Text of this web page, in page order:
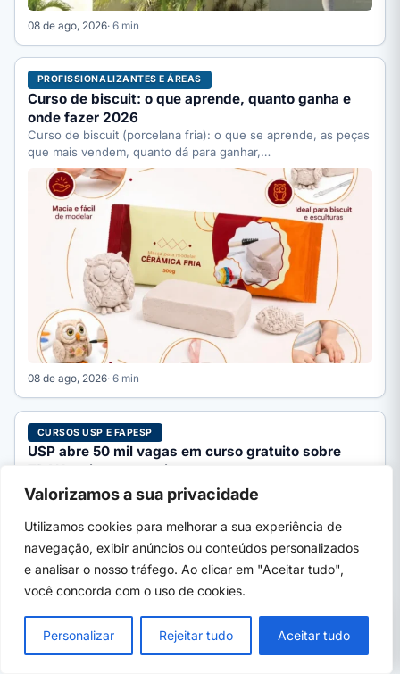
Valorizamos a sua privacidade
Utilizamos cookies para melhorar a sua experiência de
navegação, exibir anúncios ou conteúdos personalizados
e analisar o nosso tráfego. Ao clicar em "Aceitar tudo",
você concorda com o uso de cookies.
Personalizar Rejeitar tudo Aceitar tudo
08 de ago, 2026· 6 min
PROFISSIONALIZANTES E ÁREAS
Curso de biscuit: o que aprende, quanto ganha e
onde fazer 2026
Curso de biscuit (porcelana fria): o que se aprende, as peças
que mais vendem, quanto dá para ganhar,…
08 de ago, 2026· 6 min
CURSOS USP E FAPESP
USP abre 50 mil vagas em curso gratuito sobre
TDAH; veja como se inscrever
USP abriu 50 mil vagas no curso gratuito "TDAH sem Mitos",
100% online e com certificado. Inscrições até…
SENAI Olinda (PE) 2026: cursos técnicos
gratuitos e como se inscrever